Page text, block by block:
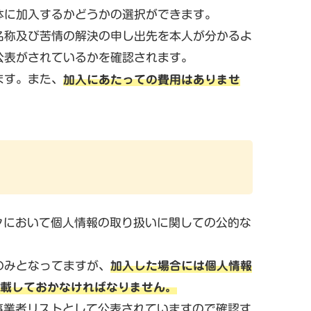
加入するかどうかの選択ができます。
及び苦情の解決の申し出先を本人が分かるよ
がされているかを確認されます。
。また、 加入にあたっての費用はありませ
おいて個人情報の取り扱いに関しての公的な
となってますが、 加入した場合には個人情報
しておかなければなりません。
者リストとして公表されていますので確認す